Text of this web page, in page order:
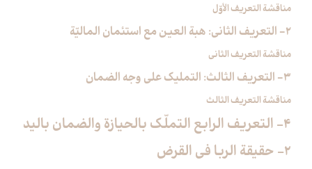
مناقشة التعريف الأوّل
2- التعريف الثاني: هبة العين مع استئمان الماليّة
مناقشة التعريف الثاني
3- التعريف الثالث: التمليك على وجه الضمان
مناقشة التعريف الثالث
4- التعريف الرابع التملّك بالحيازة والضمان باليد
2- حقيقة الربا في القرض‏